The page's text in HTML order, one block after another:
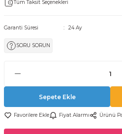
Tüm Taksit Seçenekleri
Garanti Süresi 24 Ay
SORU SORUN
Sepete Ekle
Fiyat Alarmı Ürünü